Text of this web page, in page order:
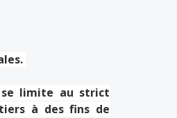
se limite au strict
à des fins de